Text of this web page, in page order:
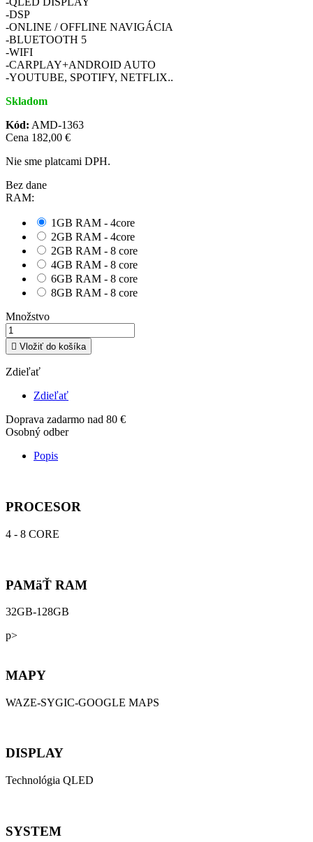
-DSP
-ONLINE / OFFLINE NAVIGÁCIA
-BLUETOOTH 5
-WIFI
-CARPLAY+ANDROID AUTO
-YOUTUBE, SPOTIFY, NETFLIX..
Skladom
Kód: AMD-1363
Cena 182,00 €
Nie sme platcami DPH.
Bez dane
RAM:
1GB RAM - 4core
2GB RAM - 4core
2GB RAM - 8 core
4GB RAM - 8 core
6GB RAM - 8 core
8GB RAM - 8 core
Množstvo
 Vložiť do košíka
Zdieľať
Zdieľať
Doprava zadarmo nad 80 €
Osobný odber
Popis
PROCESOR
4 - 8 CORE
PAMäŤ RAM
32GB-128GB
p>
MAPY
WAZE-SYGIC-GOOGLE MAPS
DISPLAY
Technológia QLED
SYSTEM